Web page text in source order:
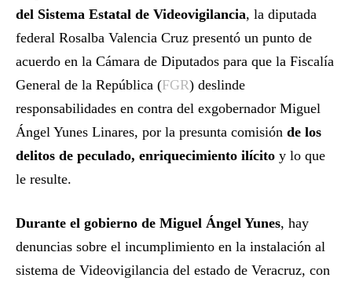
del Sistema Estatal de Videovigilancia, la diputada
federal Rosalba Valencia Cruz presentó un punto de
acuerdo en la Cámara de Diputados para que la Fiscalía
General de la República (FGR) deslinde
responsabilidades en contra del exgobernador Miguel
Ángel Yunes Linares, por la presunta comisión de los
delitos de peculado, enriquecimiento ilícito y lo que
le resulte.
Durante el gobierno de Miguel Ángel Yunes, hay
denuncias sobre el incumplimiento en la instalación al
sistema de Videovigilancia del estado de Veracruz, con